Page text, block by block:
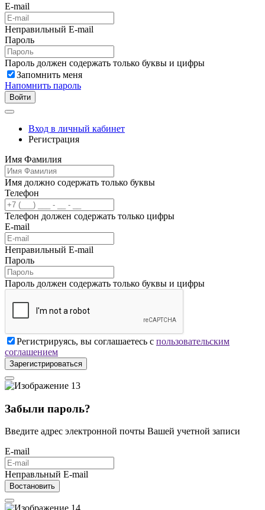
E-mail
Неправильный E-mail
Пароль
Пароль должен содержать только буквы и цифры
Запомнить меня
Напомнить пароль
Войти
Вход в личный кабинет
Регистрация
Имя Фамилия
Имя должно содержать только буквы
Телефон
Телефон должен содержать только цифры
E-mail
Неправильный E-mail
Пароль
Пароль должен содержать только буквы и цифры
Регистрируясь, вы соглашаетесь с пользовательским
соглашением
Зарегистрироваться
Забыли пароль?
Введите адрес электронной почты Вашей учетной записи
E-mail
Неправльный E-mail
Востановить